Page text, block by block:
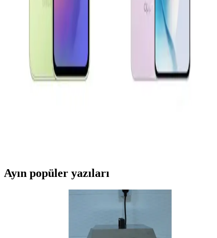
Xiaomi Redmi 13 ve Samsung Galaxy A16 modellerinin tasarım,
ekran, kamera ve batarya özellikleri karşılaştırılarak güncel
Samsung Galaxy A Serisi Model Seçimi ve Teknik
Özellikler Rehberi
Samsung Galaxy A serisinin teknik detayları ve model seçiminde
dikkat edilmesi gerekenler hakkında kapsamlı bilgiler içerir.
Ayın popüler yazıları